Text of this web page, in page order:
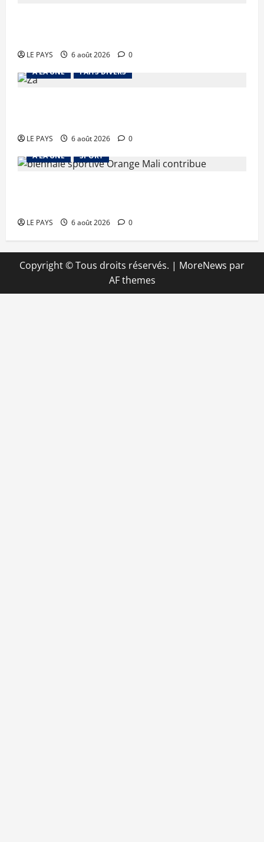
LE PAYS 6 août 2026
0
A LA UNE
FAITS DIVERS
LE PAYS 6 août 2026
0
A LA UNE
SPORT
LE PAYS 6 août 2026 0
Copyright © Tous droits réservés. | MoreNews par
AF themes